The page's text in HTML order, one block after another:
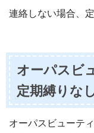
連絡しない場合、
オーパスビ
定期縛りな
オーパスビューテ